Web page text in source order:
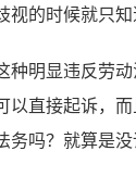
视的时候就只
明显违反劳动
以直接起诉，
务吗？就算是